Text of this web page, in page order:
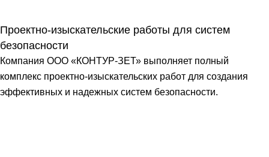
Проектно-изыскательские работы для систем
безопасности
Компания ООО «КОНТУР-ЗЕТ» выполняет полный
комплекс проектно-изыскательских работ для создания
эффективных и надежных систем безопасности.